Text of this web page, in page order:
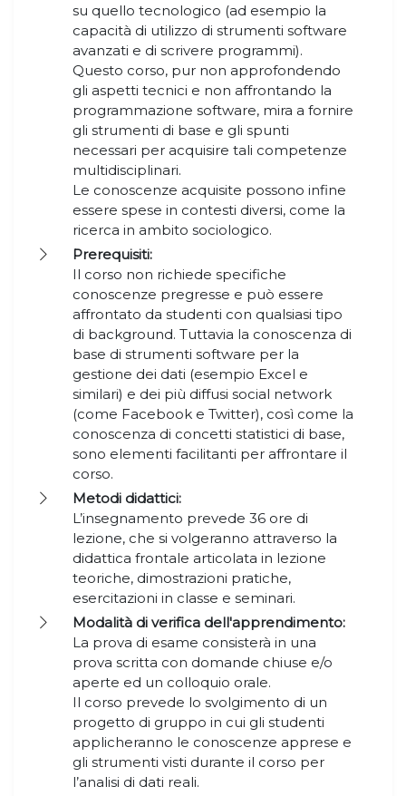
su quello tecnologico (ad esempio la
capacità di utilizzo di strumenti software
avanzati e di scrivere programmi).
Questo corso, pur non approfondendo
gli aspetti tecnici e non affrontando la
programmazione software, mira a fornire
gli strumenti di base e gli spunti
necessari per acquisire tali competenze
multidisciplinari.
Le conoscenze acquisite possono infine
essere spese in contesti diversi, come la
ricerca in ambito sociologico.
Prerequisiti:
Il corso non richiede specifiche
conoscenze pregresse e può essere
affrontato da studenti con qualsiasi tipo
di background. Tuttavia la conoscenza di
base di strumenti software per la
gestione dei dati (esempio Excel e
similari) e dei più diffusi social network
(come Facebook e Twitter), così come la
conoscenza di concetti statistici di base,
sono elementi facilitanti per affrontare il
corso.
Metodi didattici:
L’insegnamento prevede 36 ore di
lezione, che si volgeranno attraverso la
didattica frontale articolata in lezione
teoriche, dimostrazioni pratiche,
esercitazioni in classe e seminari.
Modalità di verifica dell'apprendimento:
La prova di esame consisterà in una
prova scritta con domande chiuse e/o
aperte ed un colloquio orale.
Il corso prevede lo svolgimento di un
progetto di gruppo in cui gli studenti
applicheranno le conoscenze apprese e
gli strumenti visti durante il corso per
l’analisi di dati reali.